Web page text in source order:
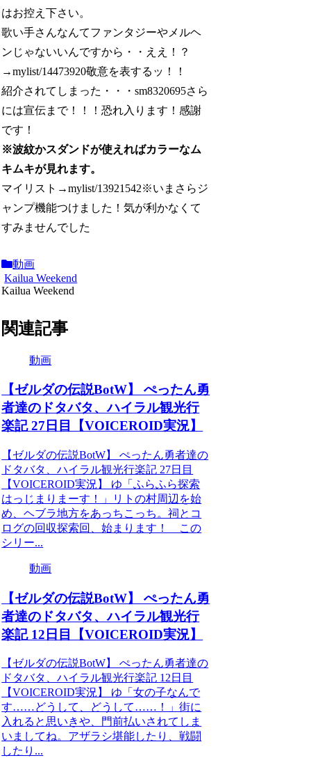
はお控え下さい。
歌い手さんなんてファンタジーやメルヘ
ンじゃないいんですから・・ええ！？
→mylist/14473920敬意を表するッ！！
紹介されてしまった・・・sm8320695さら
には宣伝まで！！！恐れ入ります！感謝
です！
※波紋かスダンドが使えればカラーなム
キムキが見れます。
マイリスト→mylist/13921542※いまさらジ
ャンプ機能つけました！気が利かなくて
すみませんでした
動画
Kailua Weekend
Kailua Weekend
関連記事
動画
【ゼルダの伝説BotW】 ぺったん勇
者達のドタバタ、ハイラル観光行
楽記 27日目【VOICEROID実況】
【ゼルダの伝説BotW】 ぺったん勇者達の
ドタバタ、ハイラル観光行楽記 27日目
【VOICEROID実況】 ゆ「ふらふら探索
はっじまりまーす！」リトの村周辺を始
め、ヘブラ地方をあっちこっち。祠とコ
ログの回収探索回、始まります！ この
シリー...
動画
【ゼルダの伝説BotW】 ぺったん勇
者達のドタバタ、ハイラル観光行
楽記 12日目【VOICEROID実況】
【ゼルダの伝説BotW】 ぺったん勇者達の
ドタバタ、ハイラル観光行楽記 12日目
【VOICEROID実況】 ゆ「女の子なんで
す……どうして、どうして……！」街に
入れると思いきや、門前払いされてしま
いましてね。アザラシ堪能したり、戦闘
したり...